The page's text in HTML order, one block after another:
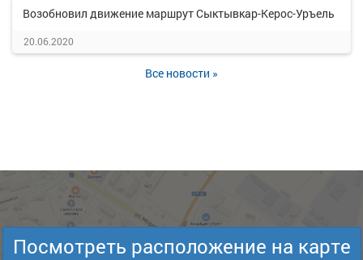
Возобновил движение маршрут Сыктывкар-Керос-Уръель
20.06.2020
Все новости »
Посмотреть расположение на карте